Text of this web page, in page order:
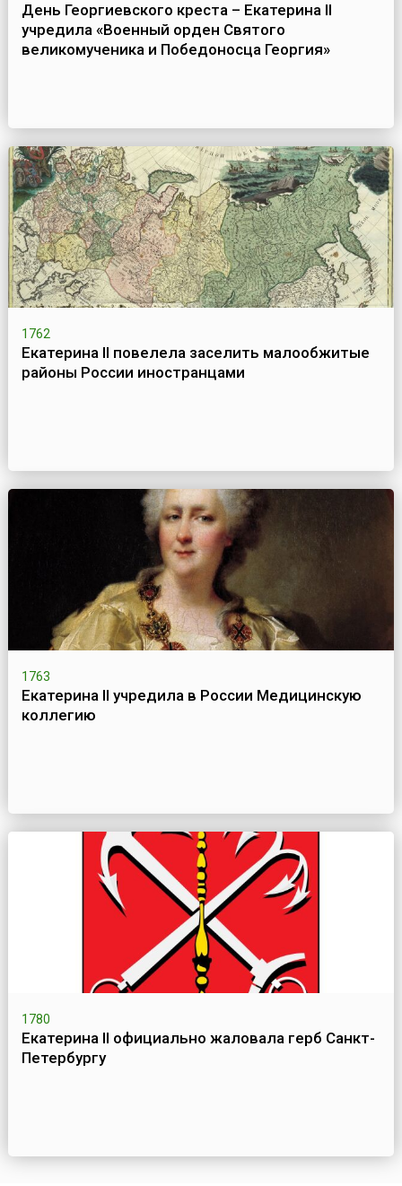
День Георгиевского креста – Екатерина II
учредила «Военный орден Святого
великомученика и Победоносца Георгия»
1762
Екатерина II повелела заселить малообжитые
районы России иностранцами
1763
Екатерина II учредила в России Медицинскую
коллегию
1780
Екатерина II официально жаловала герб Санкт-
Петербургу